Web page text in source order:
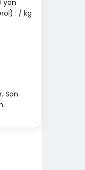
yan
: / kg
Son